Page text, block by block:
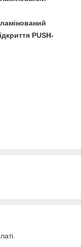
PUSH-